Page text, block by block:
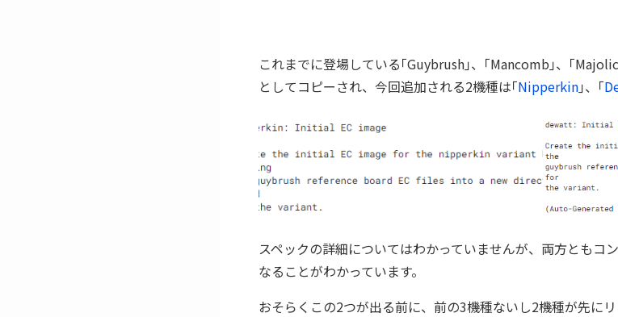
これまでに登場している｢Guybrush｣、｢Mancomb｣、｢
としてコピーされ、今回追加される2機種は｢Nipperkin｣、｢
スペックの詳細についてはわかっていませんが、両方ともコ
なることがわかっています。
おそらくこの2つが出る前に、前の3機種ないし2機種が先にリ